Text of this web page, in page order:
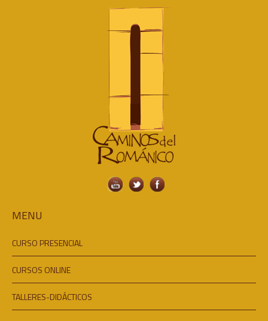
MENU
CURSO PRESENCIAL
CURSOS ONLINE
TALLERES-DIDÁCTICOS